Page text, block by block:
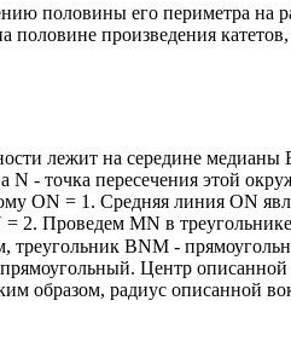
половины его периметра на
половине произведения
лежит на середине медианы
- точка пересечения этой
ON = 1. Средняя линия ON
2. Проведем MN в
BNM -
Центр описанной
образом, радиус описанной